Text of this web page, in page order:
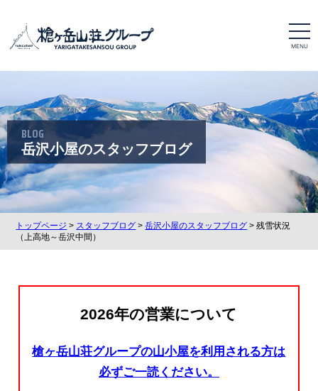
t
o
g
l
n
a
v
g
a
o
n
BLOG
岳沢小屋のスタッフブログ
トップページ > スタッフブログ >岳沢小屋のスタッフブログ > 残雪状況
（上高地～岳沢中間）
2026年の営業について
槍ヶ岳山荘グループの山小屋を利用される方は
必ずご一読ください。